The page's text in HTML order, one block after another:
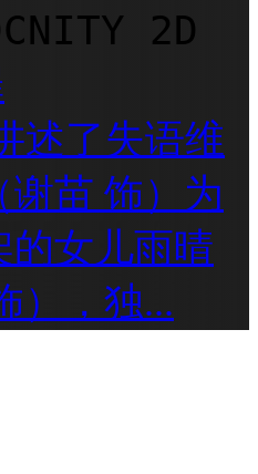
CNITY 2D
述了失语维
苗 饰）为
的女儿雨晴
），独...